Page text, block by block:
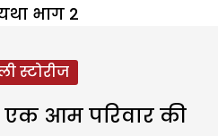
भाग 2
स्टोरीज
एक आम परिवार की